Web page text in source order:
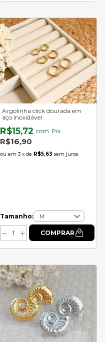
Argolinha click dourada em
aço inoxidável
R$15,72 com Pix
R$16,90
3 x de R$5,63 sem juros
Tamanho: